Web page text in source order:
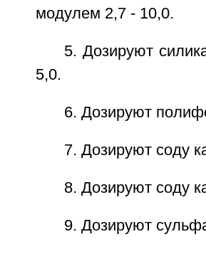
модулем 2,7 - 10,0.
5. Дозируют
5,0.
6. Дозируют
7. Дозируют соду
8. Дозируют соду
9. Дозируют